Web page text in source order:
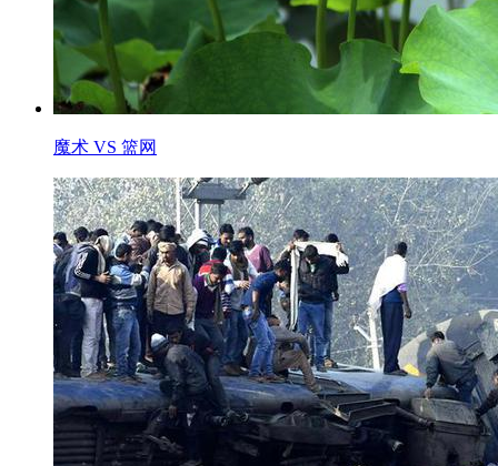
魔术 VS 篮网